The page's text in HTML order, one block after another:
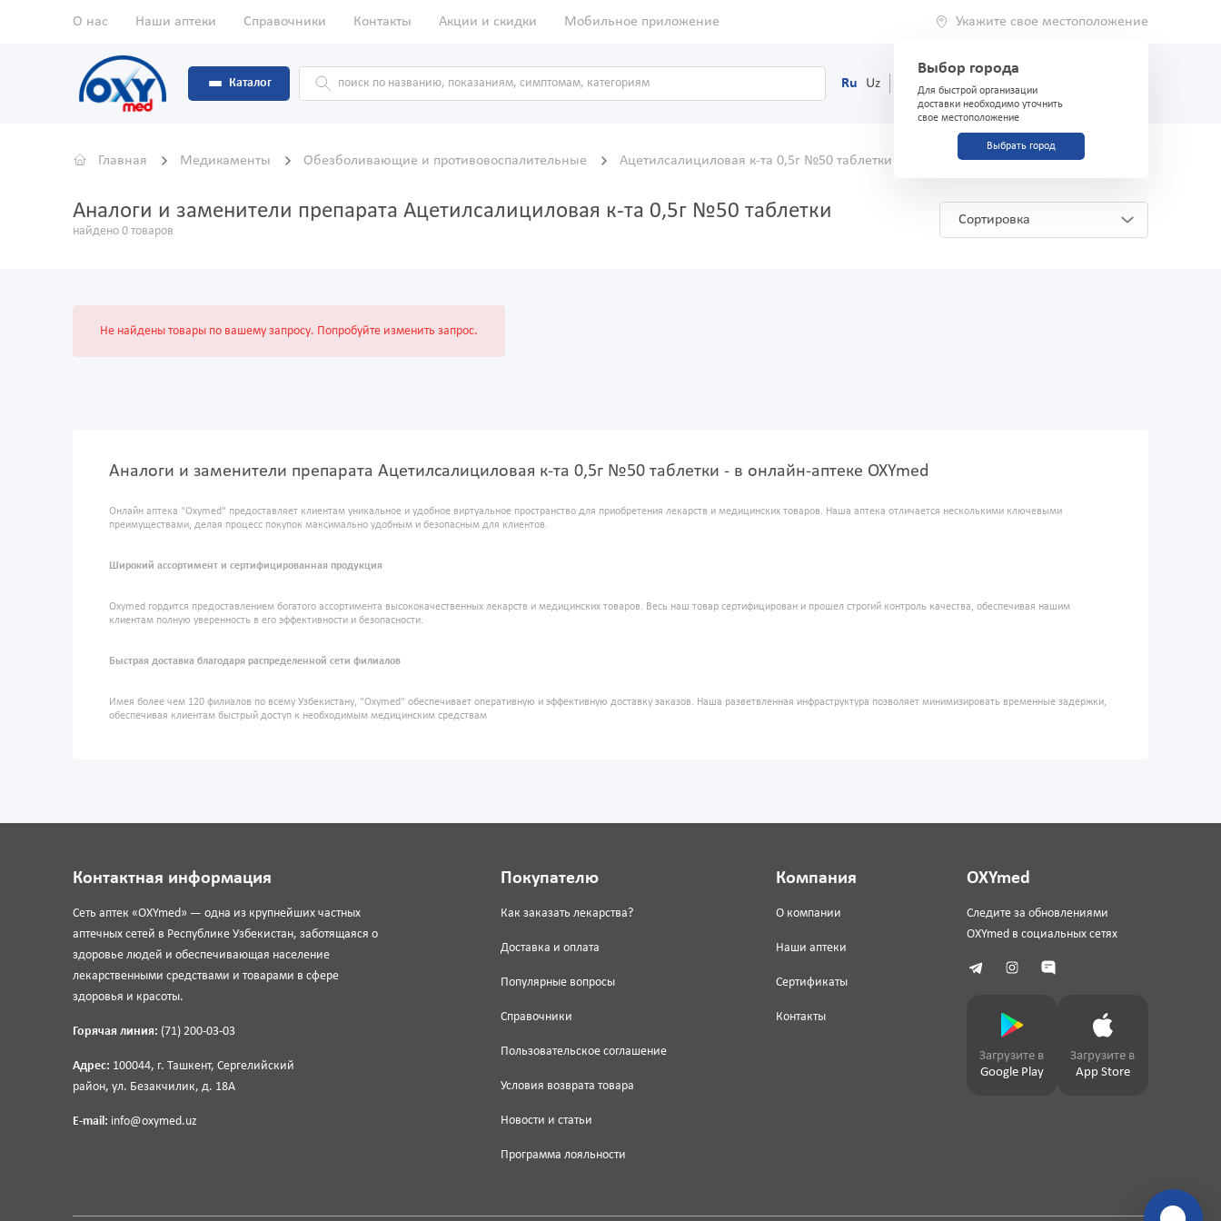
О нас Наши аптеки Справочники Контакты Акции и скидки Мобильное приложение Укажите свое местоположение
Выбор города
Для быстрой организации
доставки необходимо уточнить
свое местоположение
Выбрать город
Каталог Ru Uz (71) 200-03-03
Главная Медикаменты Обезболивающие и противовоспалительные Ацетилсалициловая к-та 0,5г №50 таблетки Аналоги и заменители
Аналоги и заменители препарата Ацетилсалициловая к-та 0,5г №50 таблетки
найдено 0 товаров
Сортировка
Не найдены товары по вашему запросу. Попробуйте изменить запрос.
Аналоги и заменители препарата Ацетилсалициловая к-та 0,5г №50 таблетки - в онлайн-аптеке OXYmed
Онлайн аптека "Oxymed" предоставляет клиентам уникальное и удобное виртуальное пространство для приобретения лекарств и медицинских товаров. Наша аптека отличается несколькими ключевыми
преимуществами, делая процесс покупок максимально удобным и безопасным для клиентов.
Широкий ассортимент и сертифицированная продукция
Oxymed гордится предоставлением богатого ассортимента высококачественных лекарств и медицинских товаров. Весь наш товар сертифицирован и прошел строгий контроль качества, обеспечивая нашим
клиентам полную уверенность в его эффективности и безопасности.
Быстрая доставка благодаря распределенной сети филиалов
Имея более чем 120 филиалов по всему Узбекистану, "Oxymed" обеспечивает оперативную и эффективную доставку заказов. Наша разветвленная инфраструктура позволяет минимизировать временные задержки,
обеспечивая клиентам быстрый доступ к необходимым медицинским средствам
Контактная информация
Сеть аптек «OXYmed» — одна из крупнейших частных
аптечных сетей в Республике Узбекистан, заботящаяся о
здоровье людей и обеспечивающая население
лекарственными средствами и товарами в сфере
здоровья и красоты.
Горячая линия: (71) 200-03-03
Адрес: 100044, г. Ташкент, Сергелийский
район, ул. Безакчилик, д. 18А
E-mail: info@oxymed.uz
Покупателю
Как заказать лекарства?
Доставка и оплата
Популярные вопросы
Справочники
Пользовательское соглашение
Условия возврата товара
Новости и статьи
Программа лояльности
Компания
О компании
Наши аптеки
Сертификаты
Контакты
OXYmed
Следите за обновлениями
OXYmed в социальных сетях
Загрузите в
Google Play
Загрузите в
App Store